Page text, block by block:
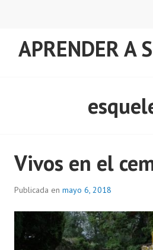
APRENDER A
Vivos en el
Publicada en mayo 6, 2018